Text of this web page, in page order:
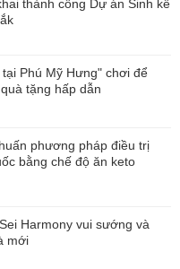
thành công Dự án Sinh kế
Phú Mỹ Hưng" chơi để
tặng hấp dẫn
phương pháp điều trị
bằng chế độ ăn keto
Harmony vui sướng và
mới